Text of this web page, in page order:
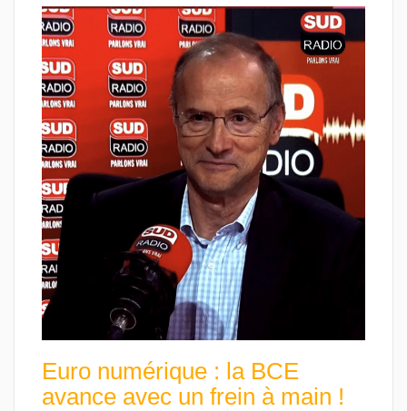
Euro numérique : la BCE
avance avec un frein à main !